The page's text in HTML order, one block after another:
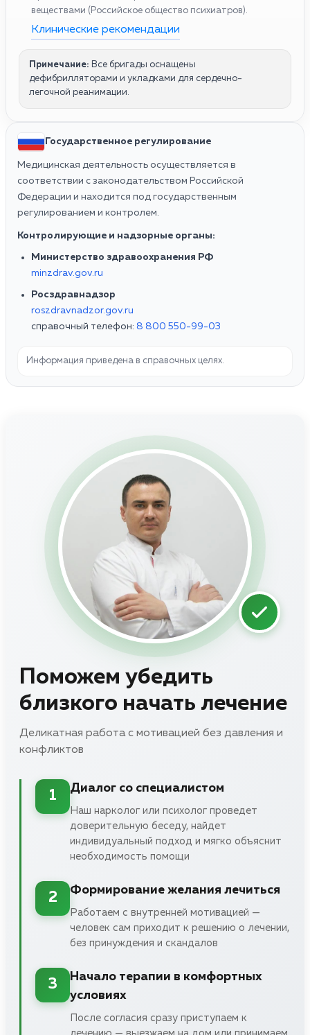
веществами (Российское общество психиатров).
Клинические рекомендации
Примечание: Все бригады оснащены
дефибрилляторами и укладками для сердечно-
легочной реанимации.
Государственное регулирование
Медицинская деятельность осуществляется в
соответствии с законодательством Российской
Федерации и находится под государственным
регулированием и контролем.
Контролирующие и надзорные органы:
Министерство здравоохранения РФ
minzdrav.gov.ru
Росздравнадзор
roszdravnadzor.gov.ru
справочный телефон: 8 800 550-99-03
Информация приведена в справочных целях.
Поможем убедить
близкого начать лечение
Деликатная работа с мотивацией без давления и
конфликтов
1
Диалог со специалистом
Наш нарколог или психолог проведет
доверительную беседу, найдет
индивидуальный подход и мягко объяснит
необходимость помощи
2
Формирование желания лечиться
Работаем с внутренней мотивацией —
человек сам приходит к решению о лечении,
без принуждения и скандалов
3
Начало терапии в комфортных
условиях
После согласия сразу приступаем к